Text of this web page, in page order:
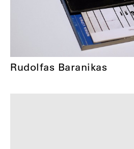
Rudolfas Baranikas